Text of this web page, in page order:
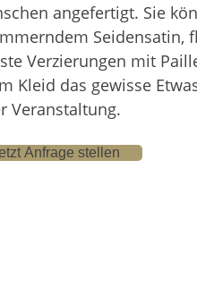
angefertigt. Sie
Seidensatin,
Verzierungen mit
Kleid das gewisse
Veranstaltung.
Anfrage stellen